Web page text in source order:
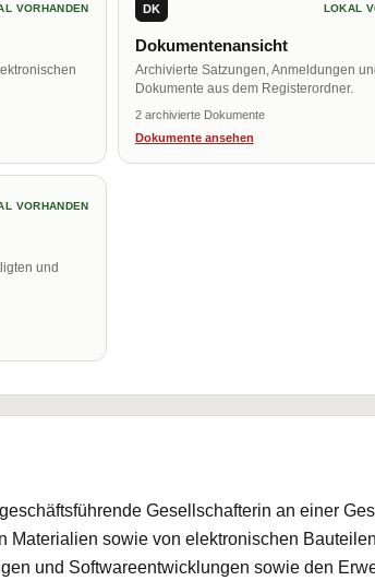
VORHANDEN DK LOKAL
Dokumentenansicht
Archivierte Satzungen, Anmeldungen
Dokumente aus dem Registerordner.
2 archivierte Dokumente
Dokumente ansehen
VORHANDEN
und
Gesellschafterin an einer
Materialien sowie von elektronischen
und Softwareentwicklungen sowie den